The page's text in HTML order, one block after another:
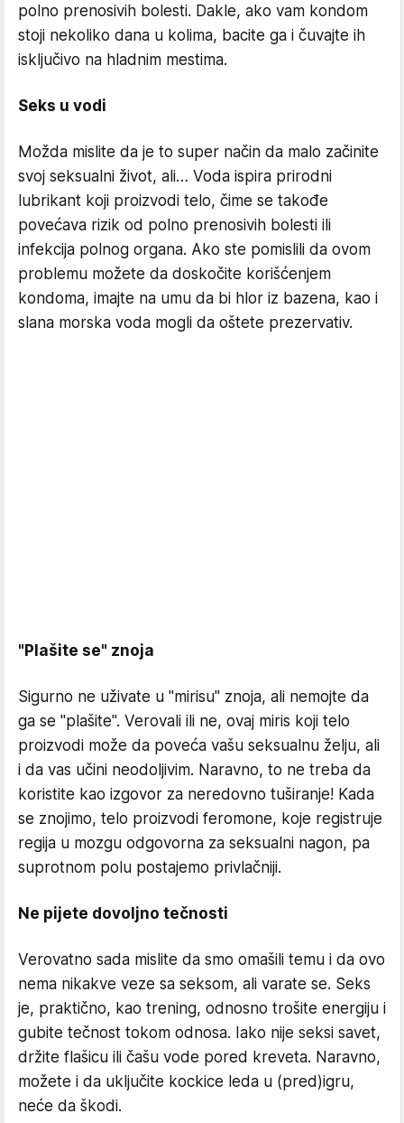
polno prenosivih bolesti. Dakle, ako vam kondom
stoji nekoliko dana u kolima, bacite ga i čuvajte ih
isključivo na hladnim mestima.
Seks u vodi
Možda mislite da je to super način da malo začinite
svoj seksualni život, ali… Voda ispira prirodni
lubrikant koji proizvodi telo, čime se takođe
povećava rizik od polno prenosivih bolesti ili
infekcija polnog organa. Ako ste pomislili da ovom
problemu možete da doskočite korišćenjem
kondoma, imajte na umu da bi hlor iz bazena, kao i
slana morska voda mogli da oštete prezervativ.
"Plašite se" znoja
Sigurno ne uživate u "mirisu" znoja, ali nemojte da
ga se "plašite". Verovali ili ne, ovaj miris koji telo
proizvodi može da poveća vašu seksualnu želju, ali
i da vas učini neodoljivim. Naravno, to ne treba da
koristite kao izgovor za neredovno tuširanje! Kada
se znojimo, telo proizvodi feromone, koje registruje
regija u mozgu odgovorna za seksualni nagon, pa
suprotnom polu postajemo privlačniji.
Ne pijete dovoljno tečnosti
Verovatno sada mislite da smo omašili temu i da ovo
nema nikakve veze sa seksom, ali varate se. Seks
je, praktično, kao trening, odnosno trošite energiju i
gubite tečnost tokom odnosa. Iako nije seksi savet,
držite flašicu ili čašu vode pored kreveta. Naravno,
možete i da uključite kockice leda u (pred)igru,
neće da škodi.